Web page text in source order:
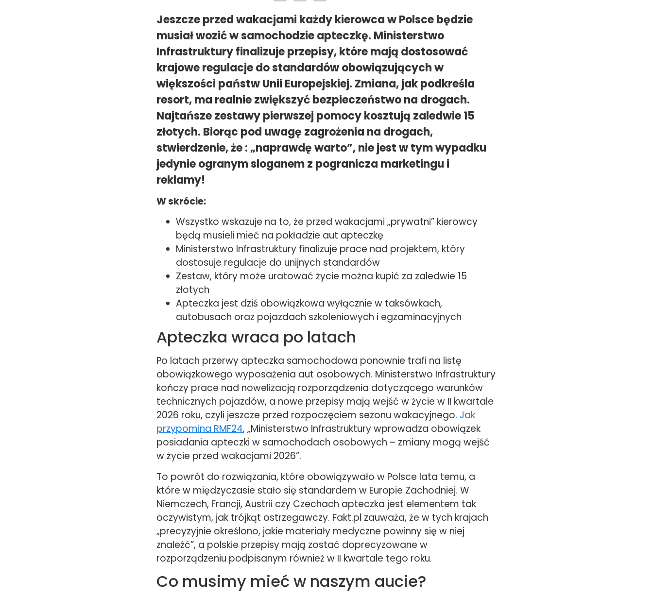
Jeszcze przed wakacjami każdy kierowca w Polsce będzie
musiał wozić w samochodzie apteczkę. Ministerstwo
Infrastruktury finalizuje przepisy, które mają dostosować
krajowe regulacje do standardów obowiązujących w
większości państw Unii Europejskiej. Zmiana, jak podkreśla
resort, ma realnie zwiększyć bezpieczeństwo na drogach.
Najtańsze zestawy pierwszej pomocy kosztują zaledwie 15
złotych. Biorąc pod uwagę zagrożenia na drogach,
stwierdzenie, że : „naprawdę warto”, nie jest w tym wypadku
jedynie ogranym sloganem z pogranicza marketingu i
reklamy!
W skrócie:
Wszystko wskazuje na to, że przed wakacjami „prywatni” kierowcy
będą musieli mieć na pokładzie aut apteczkę
Ministerstwo Infrastruktury finalizuje prace nad projektem, który
dostosuje regulacje do unijnych standardów
Zestaw, który może uratować życie można kupić za zaledwie 15
złotych
Apteczka jest dziś obowiązkowa wyłącznie w taksówkach,
autobusach oraz pojazdach szkoleniowych i egzaminacyjnych
Apteczka wraca po latach
Po latach przerwy apteczka samochodowa ponownie trafi na listę
obowiązkowego wyposażenia aut osobowych. Ministerstwo Infrastruktury
kończy prace nad nowelizacją rozporządzenia dotyczącego warunków
technicznych pojazdów, a nowe przepisy mają wejść w życie w II kwartale
2026 roku, czyli jeszcze przed rozpoczęciem sezonu wakacyjnego. Jak
przypomina RMF24, „Ministerstwo Infrastruktury wprowadza obowiązek
posiadania apteczki w samochodach osobowych – zmiany mogą wejść
w życie przed wakacjami 2026”.
To powrót do rozwiązania, które obowiązywało w Polsce lata temu, a
które w międzyczasie stało się standardem w Europie Zachodniej. W
Niemczech, Francji, Austrii czy Czechach apteczka jest elementem tak
oczywistym, jak trójkąt ostrzegawczy. Fakt.pl zauważa, że w tych krajach
„precyzyjnie określono, jakie materiały medyczne powinny się w niej
znaleźć”, a polskie przepisy mają zostać doprecyzowane w
rozporządzeniu podpisanym również w II kwartale tego roku.
Co musimy mieć w naszym aucie?